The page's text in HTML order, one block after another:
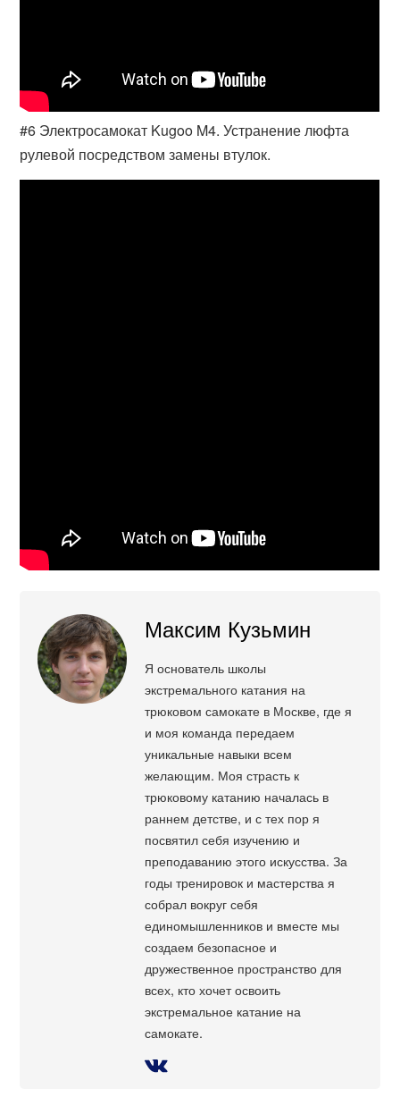
#6 Электросамокат Kugoo M4. Устранение люфта
рулевой посредством замены втулок.
Максим Кузьмин
Я основатель школы
экстремального катания на
трюковом самокате в Москве, где я
и моя команда передаем
уникальные навыки всем
желающим. Моя страсть к
трюковому катанию началась в
раннем детстве, и с тех пор я
посвятил себя изучению и
преподаванию этого искусства. За
годы тренировок и мастерства я
собрал вокруг себя
единомышленников и вместе мы
создаем безопасное и
дружественное пространство для
всех, кто хочет освоить
экстремальное катание на
самокате.